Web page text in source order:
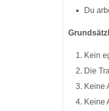
Du
Kein
Die
Keine
Keine